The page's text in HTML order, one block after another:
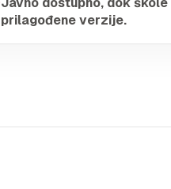
prilagođene verzije.